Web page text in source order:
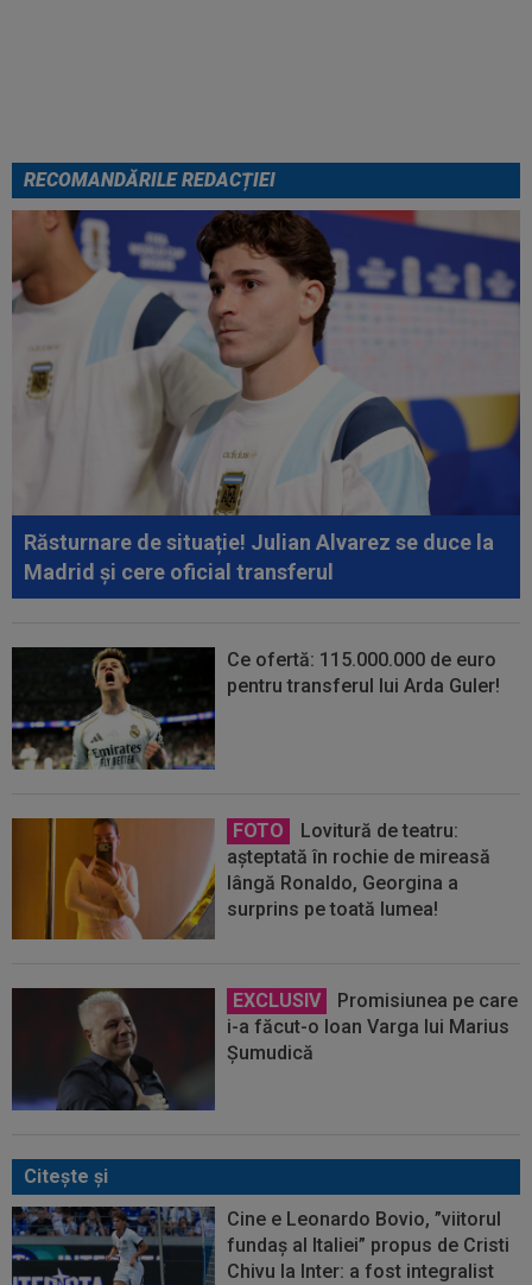
RECOMANDĂRILE REDACȚIEI
Răsturnare de situație! Julian Alvarez se duce la
Madrid și cere oficial transferul
Ce ofertă: 115.000.000 de euro
pentru transferul lui Arda Guler!
FOTO
Lovitură de teatru:
așteptată în rochie de mireasă
lângă Ronaldo, Georgina a
surprins pe toată lumea!
EXCLUSIV
Promisiunea pe care
i-a făcut-o Ioan Varga lui Marius
Șumudică
Citeşte şi
Cine e Leonardo Bovio, ”viitorul
fundaș al Italiei” propus de Cristi
Chivu la Inter: a fost integralist